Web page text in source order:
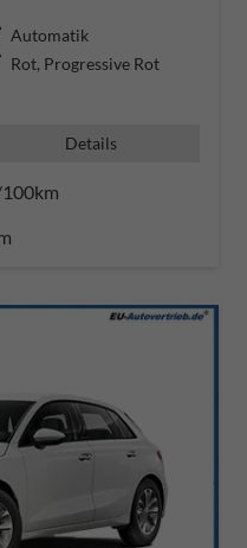
Automatik
Rot, Progressive Rot
Details